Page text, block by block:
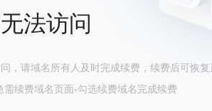
法访问
，请域名所有人及时完成续费，续费后可恢复
续费域名页面-勾选续费域名完成续费